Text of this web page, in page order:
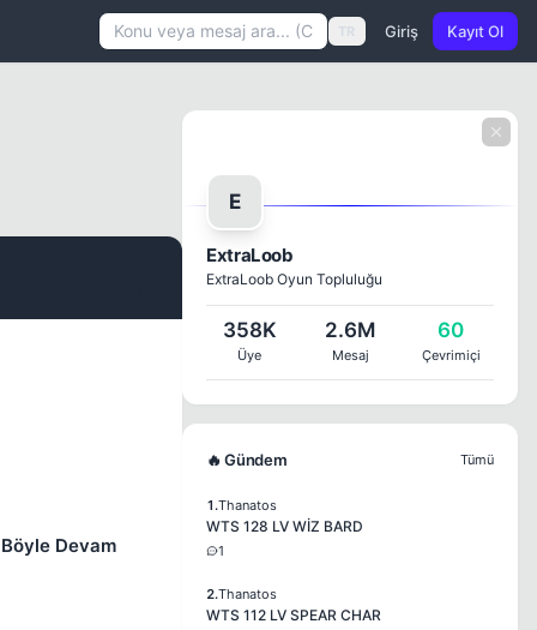
TR Giriş Kayıt Ol
Devam
E
ExtraLoob
ExtraLoob Oyun Topluluğu
358K
Üye
2.6M
Mesaj
60
Çevrimiçi
🔥 Gündem Tümü
1.Thanatos
WTS 128 LV WİZ BARD
1
2.Thanatos
WTS 112 LV SPEAR CHAR